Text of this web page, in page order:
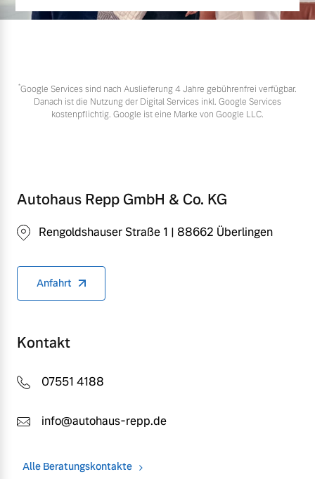
*Google Services sind nach Auslieferung 4 Jahre gebührenfrei verfügbar.
Danach ist die Nutzung der Digital Services inkl. Google Services
kostenpflichtig. Google ist eine Marke von Google LLC.
Autohaus Repp GmbH & Co. KG
Rengoldshauser Straße 1 | 88662 Überlingen
Anfahrt
Kontakt
07551 4188
info@autohaus-repp.de
Alle Beratungskontakte